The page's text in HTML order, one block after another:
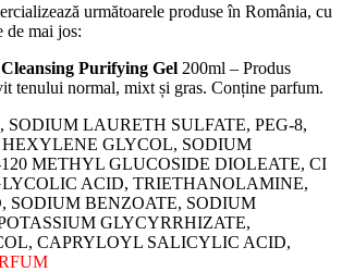
următoarele produse în România, cu
de mai jos:
Purifying Gel 200ml – Produs
tenului normal, mixt și gras. Conține parfum.
SODIUM LAURETH SULFATE, PEG-8,
GLYCOL, SODIUM
METHYL GLUCOSIDE DIOLEATE, CI
ACID, TRIETHANOLAMINE,
SODIUM BENZOATE, SODIUM
GLYCYRRHIZATE,
CAPRYLOYL SALICYLIC ACID,